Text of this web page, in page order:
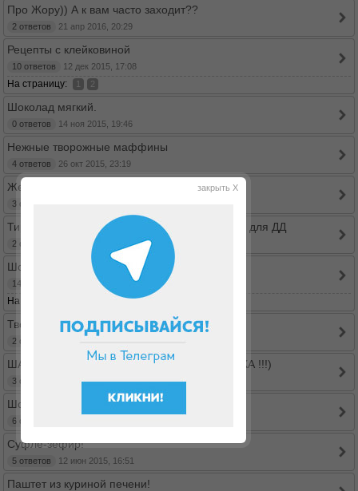
Про Жору)) А к вам часто заходит??
2 ответов 21 апр 2016, 20:29
Рецепты с клейковиной
10 ответов 12 дек 2015, 17:08
На страницу: 1 2
Шоколад мягкий.
0 ответов 14 ноя 2015, 19:46
Нежные творожные маффины
4 ответов 26 окт 2015, 23:19
Желе из кефира
3 ответов
Тирамису настоящий с печеньем "Савоярди" для ДД
2 ответов 23 сен 2015, 19:32
Шоколадные желатинки
14 ответов 23 сен 2015, 14:04
На страницу:
Творожная запеканка пудинг!
2 ответов 13 июл 2015, 00:38
ШАРЛОТКА С ...КАБАЧКОМ (НО ВКУС ЯБЛОКА !!!)
3 ответов 01 июл 2015, 20:59
Шоколадные печенья без выпечки
6 ответов
Суфле-зефир!
5 ответов 12 июн 2015, 16:51
Паштет из куриной печени!
закрыть X